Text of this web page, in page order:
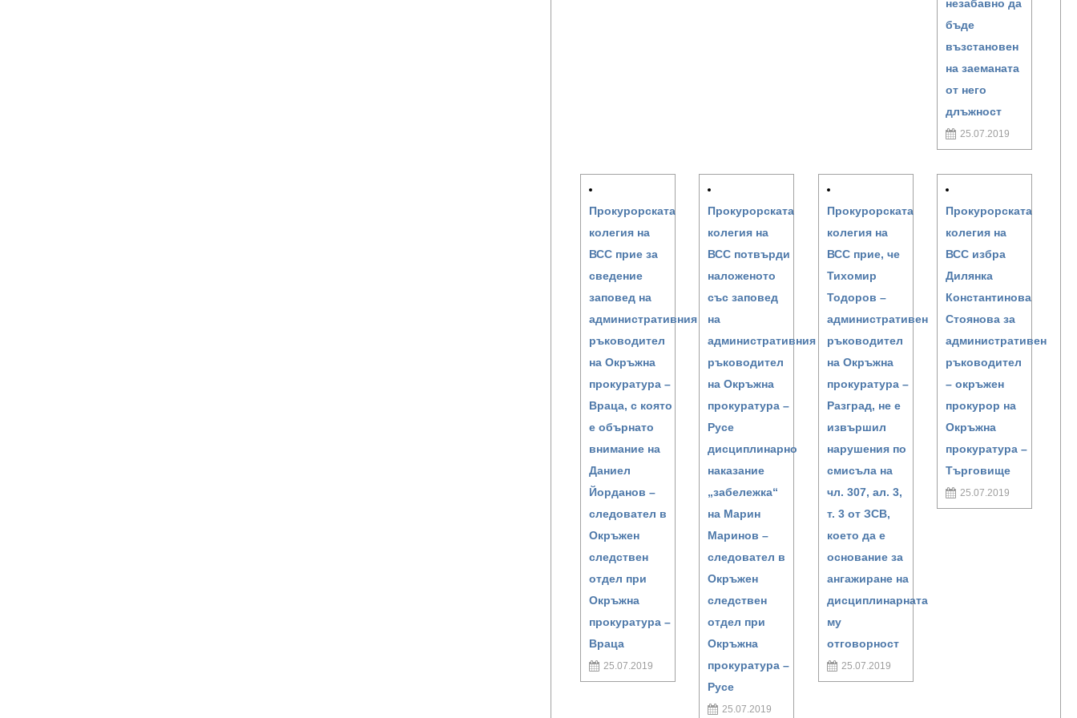
незабавно да
бъде
възстановен
на заеманата
от него
длъжност
25.07.2019
Прокурорската
колегия на
ВСС прие за
сведение
заповед на
административния
ръководител
на Окръжна
прокуратура –
Враца, с която
е обърнато
внимание на
Даниел
Йорданов –
следовател в
Окръжен
следствен
отдел при
Окръжна
прокуратура –
Враца
25.07.2019
Прокурорската
колегия на
ВСС потвърди
наложеното
със заповед
на
административния
ръководител
на Окръжна
прокуратура –
Русе
дисциплинарно
наказание
„забележка“
на Марин
Маринов –
следовател в
Окръжен
следствен
отдел при
Окръжна
прокуратура –
Русе
25.07.2019
Прокурорската
колегия на
ВСС прие, че
Тихомир
Тодоров –
административен
ръководител
на Окръжна
прокуратура –
Разград, не е
извършил
нарушения по
смисъла на
чл. 307, ал. 3,
т. 3 от ЗСВ,
което да е
основание за
ангажиране на
дисциплинарната
му
отговорност
25.07.2019
Прокурорската
колегия на
ВСС избра
Дилянка
Константинова
Стоянова за
административен
ръководител
– окръжен
прокурор на
Окръжна
прокуратура –
Търговище
25.07.2019